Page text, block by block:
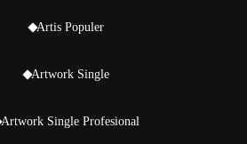
Artis Populer
Artwork Single
Artwork Single Profesional